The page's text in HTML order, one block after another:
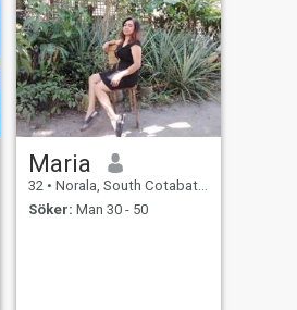
Maria
32 • Norala, South Cotabato, Filippinerna
Söker: Man 30 - 50